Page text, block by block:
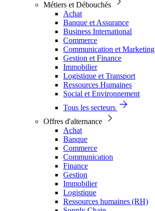
Métiers et Débouchés
Achat
Banque et Assurance
Business International
Commerce
Communication et Marketing
Gestion et Finance
Immobilier
Logistique et Transport
Ressources Humaines
Social et Environnement
Tous les secteurs
Offres d'alternance
Achat
Banque
Commerce
Communication
Finance
Gestion
Immobilier
Logistique
Ressources humaines (RH)